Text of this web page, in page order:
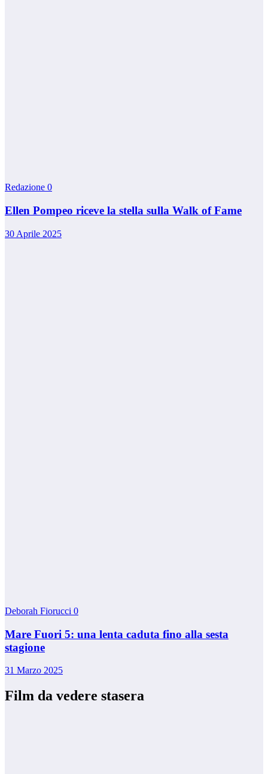
Redazione 0
Ellen Pompeo riceve la stella sulla Walk of Fame
30 Aprile 2025
Deborah Fiorucci 0
Mare Fuori 5: una lenta caduta fino alla sesta
stagione
31 Marzo 2025
Film da vedere stasera